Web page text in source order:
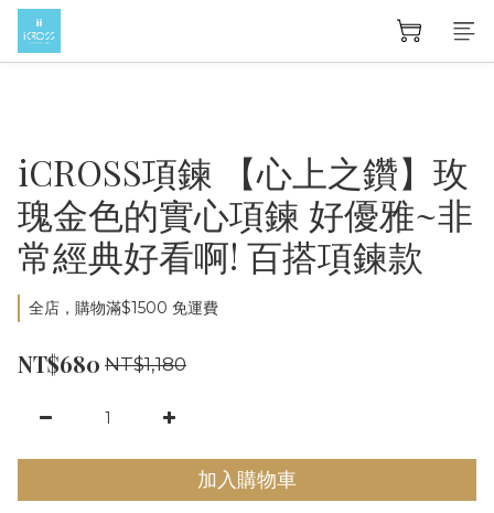
iCROSS項鍊 【心上之鑽】玫
瑰金色的實心項鍊 好優雅~非
常經典好看啊! 百搭項鍊款
全店，購物滿$1500 免運費
NT$680 NT$1,180
加入購物車